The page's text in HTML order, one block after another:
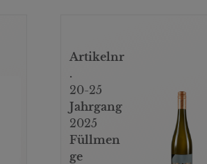
Artikelnr
.
20-25
Jahrgang
2025
Füllmen
ge